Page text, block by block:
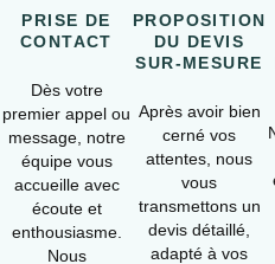
PRISE DE
CONTACT
Dès votre
premier appel ou
message, notre
équipe vous
accueille avec
écoute et
enthousiasme.
Nous
PROPOSITION
DU DEVIS
SUR-MESURE
Après avoir bien
cerné vos
attentes, nous
vous
transmettons un
devis détaillé,
adapté à vos